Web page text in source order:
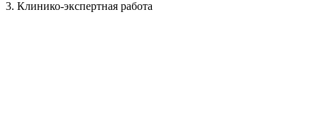
3. Клинико-экспертная работа